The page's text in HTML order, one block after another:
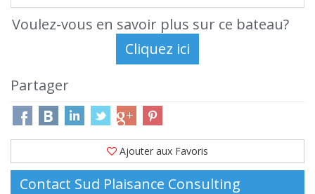
Voulez-vous en savoir plus sur ce bateau?
Partager
Ajouter aux Favoris
Contact Sud Plaisance Consulting